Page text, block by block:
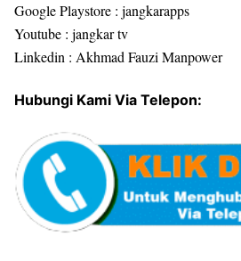
Google Playstore : jangkarapps
Youtube : jangkar tv
Linkedin : Akhmad Fauzi Manpower
Hubungi Kami Via Telepon: